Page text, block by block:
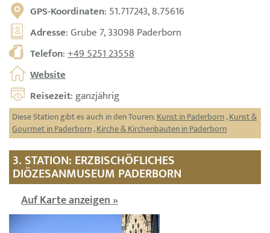
GPS-Koordinaten: 51.717243, 8.75616
Adresse: Grube 7, 33098 Paderborn
Telefon:+49 5251 23558
Website
Reisezeit: ganzjährig
Diese Station gibt es auch in den Touren:Kunst in Paderborn,Kunst &
Gourmet in Paderborn,Kirche & Kirchenbauten in Paderborn
3. STATION: ERZBISCHÖFLICHES
DIÖZESANMUSEUM PADERBORN
Auf Karte anzeigen »